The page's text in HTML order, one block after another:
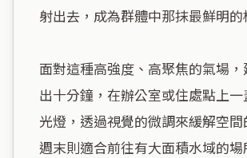
射出去，成為群體中那抹最鮮明的
面對這種高強度、高聚焦的氣場
出十分鐘，在辦公室或住處點上
光燈，透過視覺的微調來緩解空間
週末則適合前往有大面積水域的